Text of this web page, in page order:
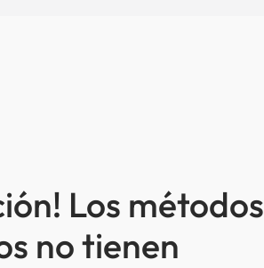
Los métodos
no tienen